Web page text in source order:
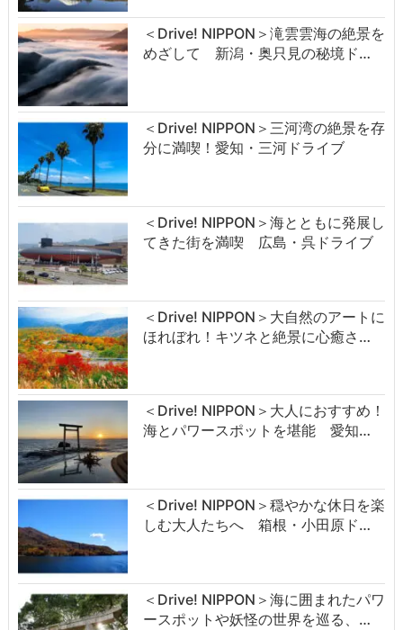
＜Drive! NIPPON＞滝雲雲海の絶景を
めざして 新潟・奥只見の秘境ド…
＜Drive! NIPPON＞三河湾の絶景を存
分に満喫！愛知・三河ドライブ
＜Drive! NIPPON＞海とともに発展し
てきた街を満喫 広島・呉ドライブ
＜Drive! NIPPON＞大自然のアートに
ほれぼれ！キツネと絶景に心癒さ…
＜Drive! NIPPON＞大人におすすめ！
海とパワースポットを堪能 愛知…
＜Drive! NIPPON＞穏やかな休日を楽
しむ大人たちへ 箱根・小田原ド…
＜Drive! NIPPON＞海に囲まれたパワ
ースポットや妖怪の世界を巡る、…